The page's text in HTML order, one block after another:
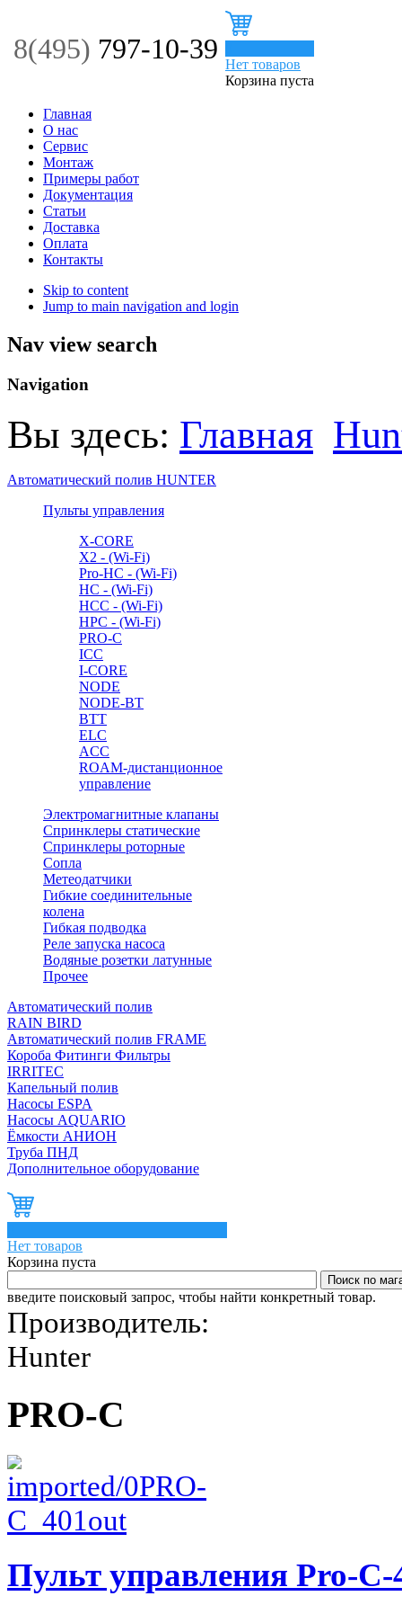
8(495) 797-10-39 Нет товаров
Корзина пуста
Главная
О нас
Сервис
Монтаж
Примеры работ
Документация
Статьи
Доставка
Оплата
Контакты
Skip to content
Jump to main navigation and login
Nav view search
Navigation
Вы здесь: Главная
Автоматический полив HUNTER
Пульты управления
X-CORE
X2 - (Wi-Fi)
Pro-HC - (Wi-Fi)
HC - (Wi-Fi)
HCC - (Wi-Fi)
HPC - (Wi-Fi)
PRO-C
ICC
I-CORE
NODE
NODE-BT
BTT
ELC
ACC
ROAM-дистанционное
управление
Электромагнитные клапаны
Спринклеры статические
Спринклеры роторные
Сопла
Метеодатчики
Гибкие соединительные
колена
Гибкая подводка
Реле запуска насоса
Водяные розетки латунные
Прочее
Автоматический полив
RAIN BIRD
Автоматический полив FRAME
Короба Фитинги Фильтры
IRRITEC
Капельный полив
Насосы ESPA
Насосы AQUARIO
Ёмкости АНИОН
Труба ПНД
Дополнительное оборудование
Нет товаров
Корзина пуста
введите поисковый запрос, чтобы найти конкретный товар.
Производитель:
Hunter
PRO-C
Пульт управления Pro-C-